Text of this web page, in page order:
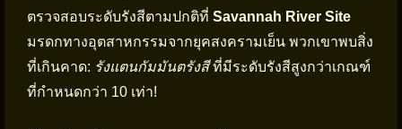
ตรวจสอบระดับรังสีตามปกติที่ Savannah River Site
มรดกทางอุตสาหกรรมจากยุคสงครามเย็น พวกเขาพบสิ่ง
ที่เกินคาด: รังแตนกัมมันตรังสีที่มีระดับรังสีสูงกว่าเกณฑ์
ที่กำหนดกว่า 10 เท่า!